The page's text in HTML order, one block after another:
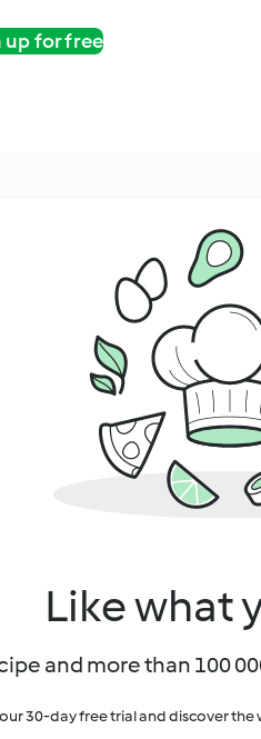
up for free
Like what
and more than 100
30-day free trial and discover